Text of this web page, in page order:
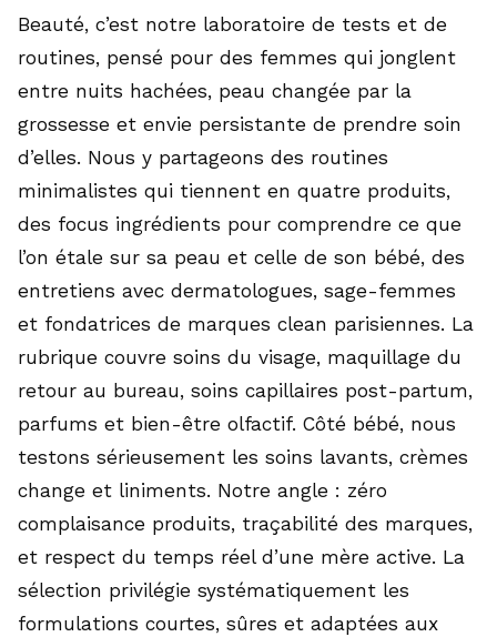
Beauté, c’est notre laboratoire de tests et de
routines, pensé pour des femmes qui jonglent
entre nuits hachées, peau changée par la
grossesse et envie persistante de prendre soin
d’elles. Nous y partageons des routines
minimalistes qui tiennent en quatre produits,
des focus ingrédients pour comprendre ce que
l’on étale sur sa peau et celle de son bébé, des
entretiens avec dermatologues, sage-femmes
et fondatrices de marques clean parisiennes. La
rubrique couvre soins du visage, maquillage du
retour au bureau, soins capillaires post-partum,
parfums et bien-être olfactif. Côté bébé, nous
testons sérieusement les soins lavants, crèmes
change et liniments. Notre angle : zéro
complaisance produits, traçabilité des marques,
et respect du temps réel d’une mère active. La
sélection privilégie systématiquement les
formulations courtes, sûres et adaptées aux